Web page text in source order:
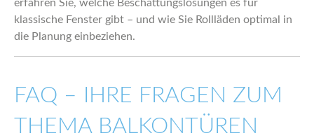
erfahren Sie, welche Beschattungslösungen es für
klassische Fenster gibt – und wie Sie Rollläden optimal in
die Planung einbeziehen.
FAQ – IHRE FRAGEN ZUM
THEMA BALKONTÜREN